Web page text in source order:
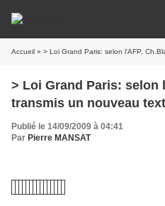
Accueil » > Loi Grand Paris: selon l'AFP, Ch.Blanc
> Loi Grand Paris: selon
transmis un nouveau
Publié le 14/09/2009 à 04:41
Par Pierre MANSAT